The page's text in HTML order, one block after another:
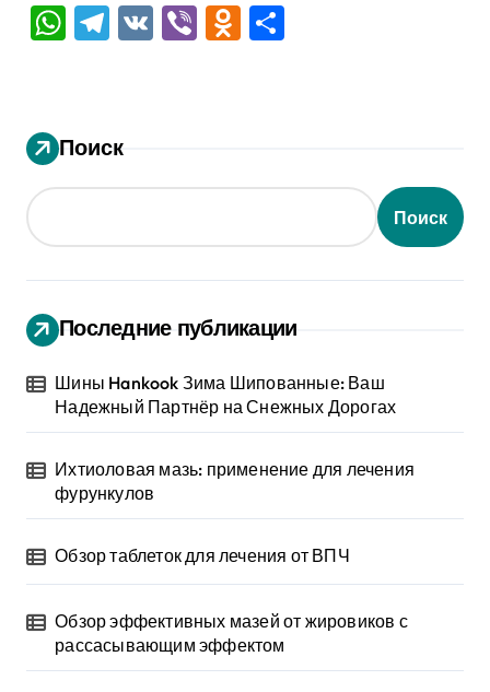
WhatsApp
Telegram
VK ViberOdnoklassniki
Поиск
Поиск
Последние публикации
Шины Hankook Зима Шипованные: Ваш
Надежный Партнёр на Снежных Дорогах
Ихтиоловая мазь: применение для лечения
фурункулов
Обзор таблеток для лечения от ВПЧ
Обзор эффективных мазей от жировиков с
рассасывающим эффектом